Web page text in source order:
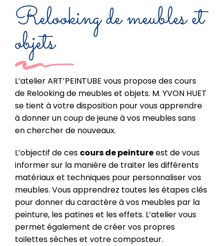
Relooking de meubles et
objets
L’atelier ART’PEINTUBE vous propose des cours
de Relooking de meubles et objets. M. YVON HUET
se tient à votre disposition pour vous apprendre
à donner un coup de jeune à vos meubles sans
en chercher de nouveaux.
L’objectif de ces cours de peintureest de vous
informer sur la manière de traiter les différents
matériaux et techniques pour personnaliser vos
meubles. Vous apprendrez toutes les étapes clés
pour donner du caractère à vos meubles par la
peinture, les patines et les effets. L’atelier vous
permet également de créer vos propres
toilettes sèches et votre composteur.